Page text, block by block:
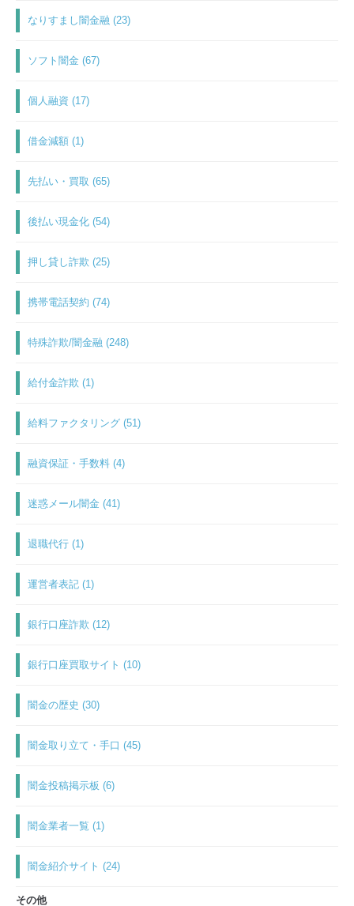
なりすまし闇金融 (23)
ソフト闇金 (67)
個人融資 (17)
借金減額 (1)
先払い・買取 (65)
後払い現金化 (54)
押し貸し詐欺 (25)
携帯電話契約 (74)
特殊詐欺/闇金融 (248)
給付金詐欺 (1)
給料ファクタリング (51)
融資保証・手数料 (4)
迷惑メール闇金 (41)
退職代行 (1)
運営者表記 (1)
銀行口座詐欺 (12)
銀行口座買取サイト (10)
闇金の歴史 (30)
闇金取り立て・手口 (45)
闇金投稿掲示板 (6)
闇金業者一覧 (1)
闇金紹介サイト (24)
その他